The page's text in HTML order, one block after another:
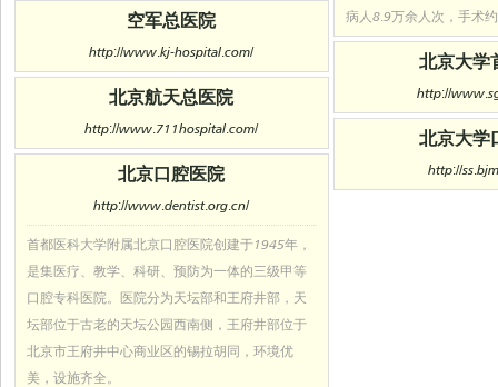
病人8.9万余人次，手术
空军总医院
http://www.kj-hospital.com/ 北京大学
http://
北京航天总医院
http://www.711hospital.com/ 北京大学
http://
北京口腔医院
http://www.dentist.org.cn/
首都医科大学附属北京口腔医院创建于1945年，
是集医疗、教学、科研、预防为一体的三级甲等
口腔专科医院。医院分为天坛部和王府井部，天
坛部位于古老的天坛公园西南侧，王府井部位于
北京市王府井中心商业区的锡拉胡同，环境优
美，设施齐全。